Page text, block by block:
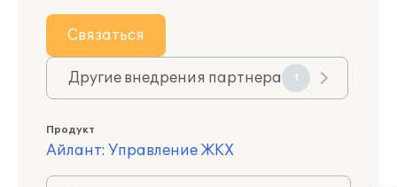
Связаться
Другие внедрения партнера 1
Продукт
Айлант: Управление ЖКХ